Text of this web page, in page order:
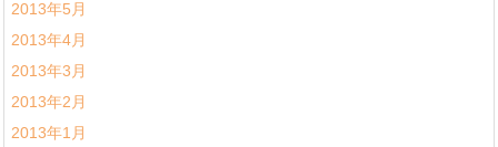
2013年5月
2013年4月
2013年3月
2013年2月
2013年1月